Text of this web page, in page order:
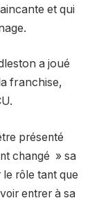
et qui
a joué
franchise,
présenté
changé » sa
le rôle tant que
entrer à sa